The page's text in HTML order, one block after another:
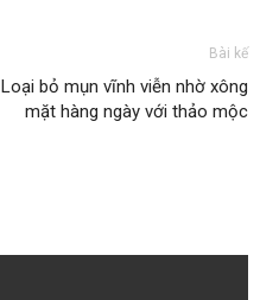
Bài kế
Loại bỏ mụn vĩnh viễn nhờ xông
mặt hàng ngày với thảo mộc